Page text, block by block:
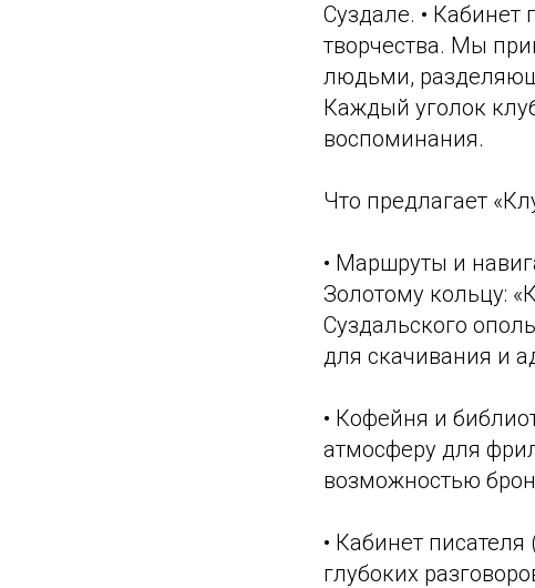
Суздале. • Кабинет
творчества. Мы
людьми,
Каждый уголок
воспоминания.
Что предлагает
• Маршруты и
Золотому кольцу:
Суздальского
для скачивания и
• Кофейня и
атмосферу для
возможностью
• Кабинет
глубоких